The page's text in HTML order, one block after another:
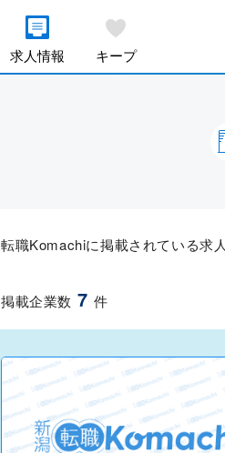
求人情報 キープ
転職Komachiに掲載されている求
掲載企業数 7 件